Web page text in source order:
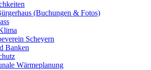
(Buchungen & Fotos)
Scheyern
Banken
Wärmeplanung